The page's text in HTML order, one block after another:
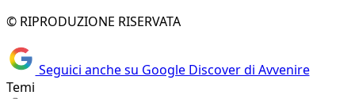
© RIPRODUZIONE RISERVATA
Seguici anche su Google Discover di Avvenire
Temi